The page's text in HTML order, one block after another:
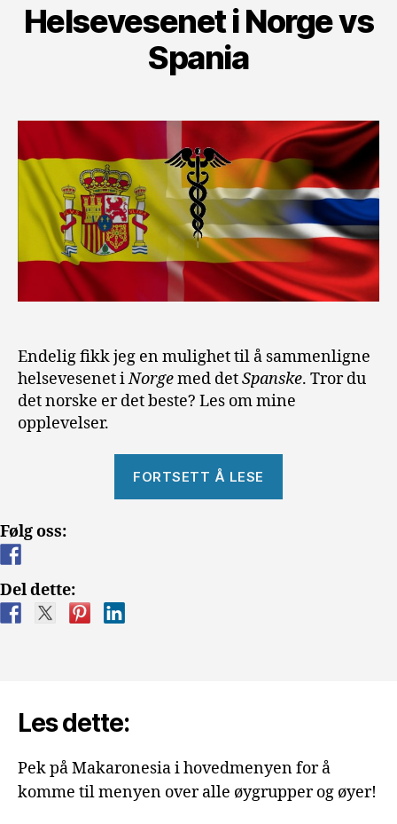
Helsevesenet i Norge vs
Spania
Endelig fikk jeg en mulighet til å sammenligne
helsevesenet iNorgemed detSpanske. Tror du
det norske er det beste? Les om mine
opplevelser.
FORTSETT Å LESE
Følg oss:
Del dette:
Les dette:
Pek på Makaronesia i hovedmenyen for å
komme til menyen over alle øygrupper og øyer!